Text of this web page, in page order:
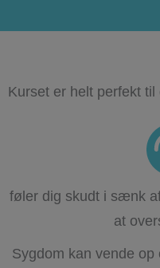
Kurset er helt perfekt til
føler dig skudt i sænk
at
Sygdom kan vende